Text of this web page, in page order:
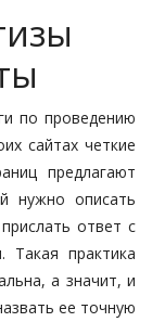
по проведению
сайтах четкие
предлагают
нужно описать
ответ с
практика
а значит, и
ее точную